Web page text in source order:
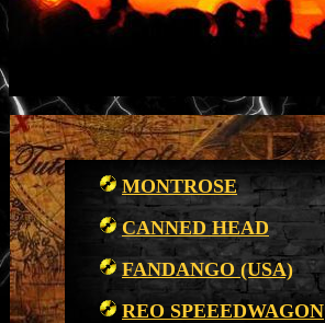
MONTROSE
CANNED HEAD
FANDANGO (USA)
REO SPEEEDWAGON